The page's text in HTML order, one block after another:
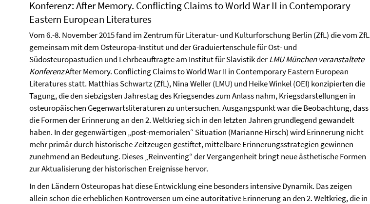
Konferenz: After Memory. Conflicting Claims to World War II in Contemporary
Eastern European Literatures
Vom 6.-8. November 2015 fand im Zentrum für Literatur- und Kulturforschung Berlin (ZfL) die vom ZfL
gemeinsam mit dem Osteuropa-Institut und der Graduiertenschule für Ost- und
Südosteuropastudien und Lehrbeauftragte am Institut für Slavistik derLMU München veranstaltete
KonferenzAfter Memory. Conflicting Claims to World War II in Contemporary Eastern European
Literatures statt. Matthias Schwartz (ZfL), Nina Weller (LMU) und Heike Winkel (OEI) konzipierten die
Tagung, die den siebzigsten Jahrestag des Kriegsendes zum Anlass nahm, Kriegsdarstellungen in
osteuropäischen Gegenwartsliteraturen zu untersuchen. Ausgangspunkt war die Beobachtung, dass
die Formen der Erinnerung an den 2. Weltkrieg sich in den letzten Jahren grundlegend gewandelt
haben. In der gegenwärtigen „post-memorialen“ Situation (Marianne Hirsch) wird Erinnerung nicht
mehr primär durch historische Zeitzeugen gestiftet, mittelbare Erinnerungsstrategien gewinnen
zunehmend an Bedeutung. Dieses „Reinventing“ der Vergangenheit bringt neue ästhetische Formen
zur Aktualisierung der historischen Ereignisse hervor.
In den Ländern Osteuropas hat diese Entwicklung eine besonders intensive Dynamik. Das zeigen
allein schon die erheblichen Kontroversen um eine autoritative Erinnerung an den 2. Weltkrieg, die in